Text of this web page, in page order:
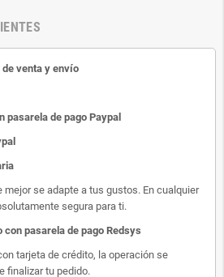
venta y envío
pasarela de pago Paypal
mejor se adapte a tus gustos. En cualquier
segura para ti.
con pasarela de pago Redsys
tarjeta de crédito, la operación se
finalizar tu pedido.